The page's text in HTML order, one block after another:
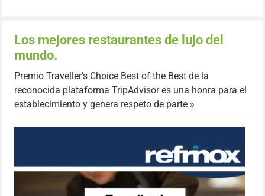
Los mejores restaurantes de lujo del
mundo.
Premio Traveller’s Choice Best of the Best de la
reconocida plataforma TripAdvisor es una honra para el
establecimiento y genera respeto de parte »